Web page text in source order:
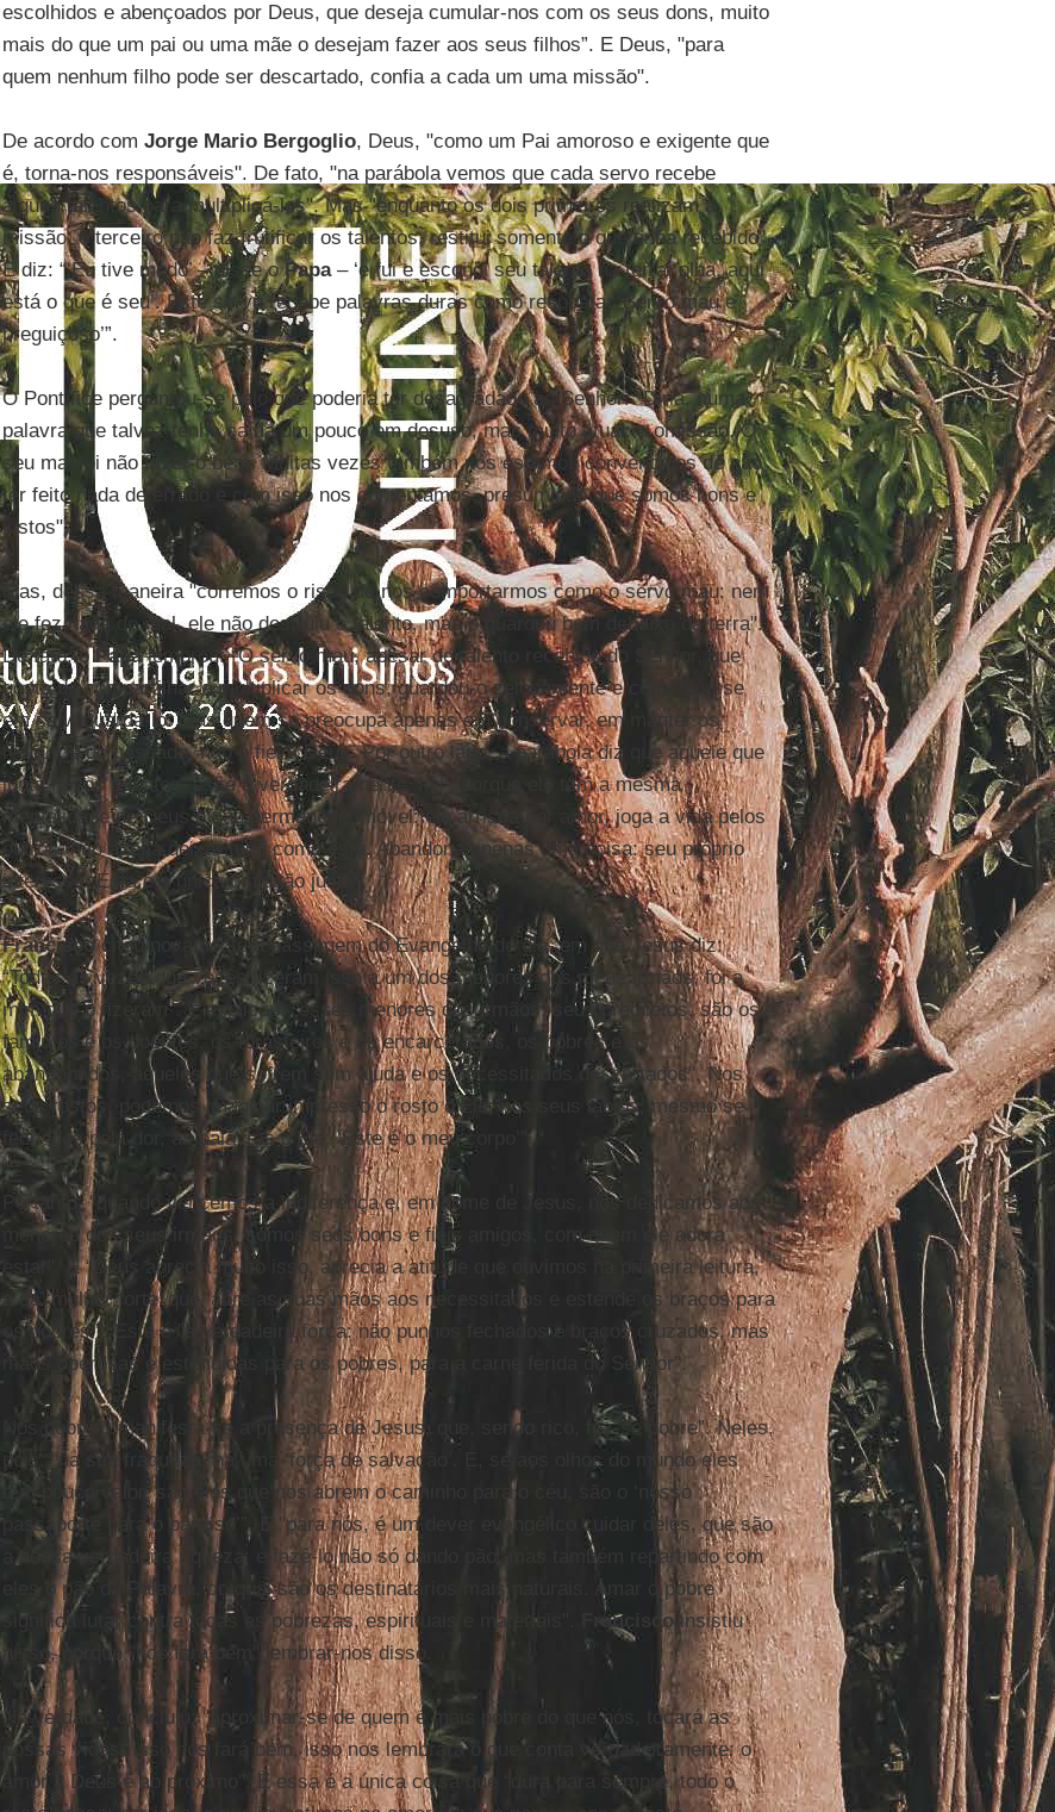
escolhidos e abençoados por Deus, que deseja cumular-nos com os seus dons, muito
mais do que um pai ou uma mãe o desejam fazer aos seus filhos”. E Deus, "para
quem nenhum filho pode ser descartado, confia a cada um uma missão".
De acordo com Jorge Mario Bergoglio, Deus, "como um Pai amoroso e exigente que
é, torna-nos responsáveis". De fato, "na parábola vemos que cada servo recebe
alguns talentos para multiplicá-los". Mas "enquanto os dois primeiros realizam a
missão, o terceiro não faz frutificar os talentos; restitui somente o que tinha recebido".
E diz: “‘Eu tive medo’ – disse oPapa– ‘e fui e escondi seu talento na terra; olha, aqui
está o que é seu’. Este servo recebe palavras duras como resposta: ‘Servo mau e
preguiçoso’”.
O Pontífice perguntou-se pelo que poderia ter desagradado ao Senhor: "Diria, numa
palavra que talvez tenha caída um pouco em desuso, mas muito atual: a omissão. O
seu mal foi não fazer o bem. Muitas vezes também nós estamos convencidos de não
ter feito nada de errado e com isso nos contentamos, presumindo que somos bons e
justos".
Mas, dessa maneira "corremos o risco de nos comportarmos como o servo mau: nem
ele fez nada de mal, ele não destruiu o talento, mas o guardou bem debaixo da terra".
De fato, oPapalembrou: “O servo mau, apesar do talento recebido do Senhor, que
gosta de compartilhar e multiplicar os dons, guardou-o zelosamente e contentou-se
em salvaguardá-lo. Mas quem se preocupa apenas em conservar, em manter os
tesouros do passado, não é fiel a Deus. Por outro lado, a parábola diz que aquele que
junta novos talentos, esse é verdadeiramente ‘fiel’, porque ele tem a mesma
mentalidade de Deus e não permanece imóvel: ele arrisca por amor, joga a vida pelos
outros, não aceita deixar tudo como está. Abandona apenas uma coisa: seu próprio
interesse. Esta é a única omissão justa”.
Franciscocitou novamente a passagem do Evangelho do dia, em que Jesus diz:
“Todas as vezes que vocês fizeram isso a um dos menores dos meus irmãos, foi a
mim que o fizeram”. E explicou: "esses menores dos irmãos, seus prediletos, são os
famintos e os doentes, os forasteiros e os encarcerados, os pobres e os
abandonados, aqueles que sofrem sem ajuda e os necessitados descartados". Nos
seus rostos, podemos imaginar impresso o rosto d’Ele; nos seus lábios, mesmo se
fechados pela dor, as palavras d’Ele: ‘Este é o meu corpo’”.
Portanto, "quando vencemos a indiferença e, em nome de Jesus, nos dedicamos aos
menores dos seus irmãos, somos seus bons e fiéis amigos, com quem ele adora
estar". E “Deus aprecia muito isso, aprecia a atitude que ouvimos na primeira leitura,
a da ‘mulher forte’ que ‘abre as suas mãos aos necessitados e estende os braços para
os pobres’”. Esta é "a verdadeira força: não punhos fechados e braços cruzados, mas
mãos operosas e estendidas para os pobres, para a carne ferida do Senhor".
Nos pobres "manifesta-se a presença de Jesus, que, sendo rico, fez-se pobre”. Neles,
pois, “na sua fraqueza, há uma ‘força de salvação’. E, se aos olhos do mundo eles
têm pouco valor, são eles que nos abrem o caminho para o céu, são o ‘nosso
passaporte para o paraíso’”. E "para nós, é um dever evangélico cuidar deles, que são
a nossa verdadeira riqueza; e fazê-lo não só dando pão, mas também repartindo com
eles o pão da Palavra, do qual são os destinatários mais naturais. Amar o pobre
significa lutar contra todas as pobrezas, espirituais e materiais".
Franciscoinsistiu
nisso, porque "nos fará bem" lembrar-nos disso.
Na verdade, concluiu: "aproximar-se de quem é mais pobre do que nós, tocará as
nossas vidas. Isso nos fará bem, isso nos lembrará o que conta verdadeiramente: o
amor a Deus e ao próximo". E essa é a única coisa que “dura para sempre, todo o